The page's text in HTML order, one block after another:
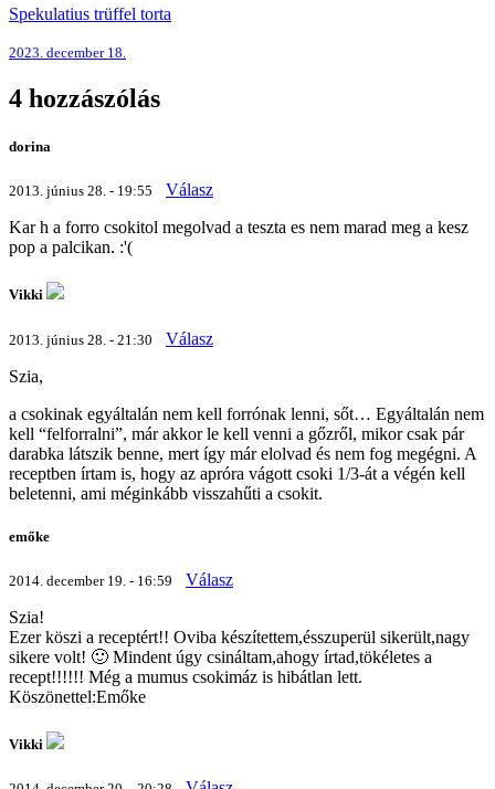
Spekulatius trüffel torta
2023. december 18.
4 hozzászólás
dorina
2013. június 28. - 19:55
Válasz
Kar h a forro csokitol megolvad a teszta es nem marad meg a kesz
pop a palcikan. :'(
Vikki
2013. június 28. - 21:30
Válasz
Szia,
a csokinak egyáltalán nem kell forrónak lenni, sőt… Egyáltalán nem
kell “felforralni”, már akkor le kell venni a gőzről, mikor csak pár
darabka látszik benne, mert így már elolvad és nem fog megégni. A
receptben írtam is, hogy az apróra vágott csoki 1/3-át a végén kell
beletenni, ami méginkább visszahűti a csokit.
emőke
2014. december 19. - 16:59
Válasz
Szia!
Ezer köszi a receptért!! Oviba készítettem,ésszuperül sikerült,nagy
sikere volt! 🙂 Mindent úgy csináltam,ahogy írtad,tökéletes a
recept!!!!!! Még a mumus csokimáz is hibátlan lett.
Köszönettel:Emőke
Vikki